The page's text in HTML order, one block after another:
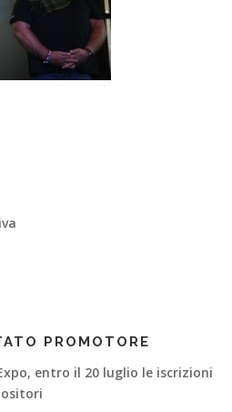
PROMOTORE
entro il 20 luglio le iscrizioni